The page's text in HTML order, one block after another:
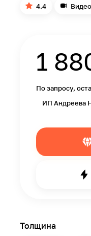
4.4
1
По запросу,
ИП Андреева
Толщина